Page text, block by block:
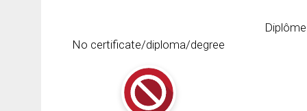
No certificate/diploma/degree